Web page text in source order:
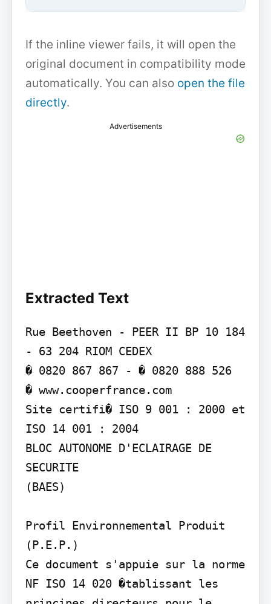
If the inline viewer fails, it will open the
original document in compatibility mode
automatically. You can also open the file
directly.
Advertisements
Extracted Text
Rue Beethoven - PEER II BP 10 184
- 63 204 RIOM CEDEX
� 0820 867 867 - � 0820 888 526
� www.cooperfrance.com
Site certifi� ISO 9 001 : 2000 et
ISO 14 001 : 2004
BLOC AUTONOME D'ECLAIRAGE DE
SECURITE
(BAES)
Profil Environnemental Produit
(P.E.P.)
Ce document s'appuie sur la norme
NF ISO 14 020 �tablissant les